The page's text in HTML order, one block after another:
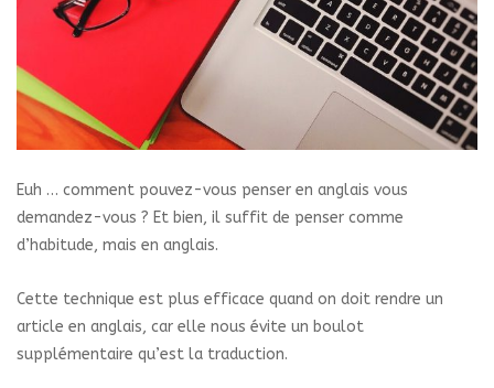
Euh … comment pouvez-vous penser en anglais vous
demandez-vous ? Et bien, il suffit de penser comme
d’habitude, mais en anglais.
Cette technique est plus efficace quand on doit rendre un
article en anglais, car elle nous évite un boulot
supplémentaire qu’est la traduction.